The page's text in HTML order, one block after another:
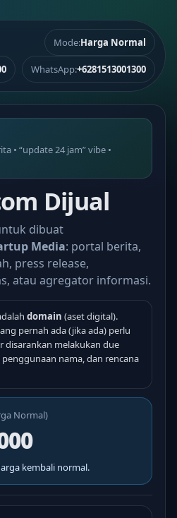
Mode:Harga Normal
WhatsApp:+6281513001300
• “update 24 jam” vibe •
Dijual
dibuat
Media: portal berita,
press release,
atau agregator informasi.
domain (aset digital).
pernah ada (jika ada) perlu
disarankan melakukan due
nama, dan rencana
Normal)
kembali normal.